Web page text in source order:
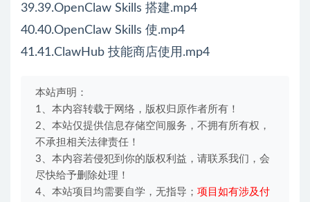
39.39.OpenClaw Skills 搭建.mp4
40.40.OpenClaw Skills 使.mp4
41.41.ClawHub 技能商店使用.mp4
本站声明：
1、本内容转载于网络，版权归原作者所有！
2、本站仅提供信息存储空间服务，不拥有所有权，
不承担相关法律责任！
3、本内容若侵犯到你的版权利益，请联系我们，会
尽快给予删除处理！
4、本站项目均需要自学，无指导； 项目如有涉及付